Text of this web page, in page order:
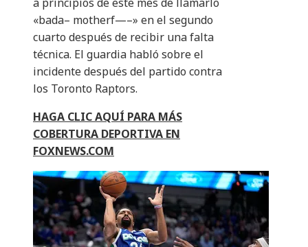
«bada– motherf—–» en el segundo
cuarto después de recibir una falta
técnica. El guardia habló sobre el
incidente después del partido contra
los Toronto Raptors.
HAGA CLIC AQUÍ PARA MÁS
COBERTURA DEPORTIVA EN
FOXNEWS.COM